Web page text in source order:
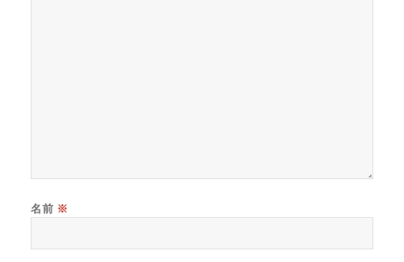
名前 ※